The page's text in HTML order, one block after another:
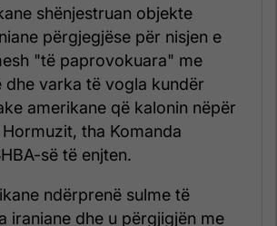
shënjestruan objekte
përgjegjëse për nisjen e
"të paprovokuara" me
dhe varka të vogla kundër
amerikane që kalonin nëpër
tha Komanda
së të enjten.
ndërprenë sulme të
iraniane dhe u përgjigjën me